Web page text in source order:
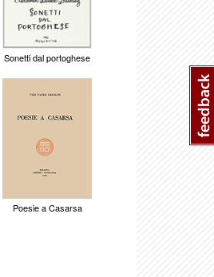
Sonetti dal portoghese
Poesie a Casarsa